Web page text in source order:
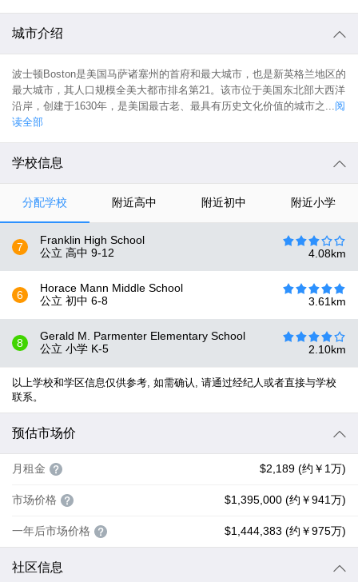
城市介绍
波士顿Boston是美国马萨诸塞州的首府和最大城市，也是新英格兰地区的
最大城市，其人口规模全美大都市排名第21。该市位于美国东北部大西洋
沿岸，创建于1630年，是美国最古老、最具有历史文化价值的城市之...阅
读全部
学校信息
分配学校 附近高中 附近初中 附近小学
7
Franklin High School
公立 高中 9-12 4.08km
6
Horace Mann Middle School
公立 初中 6-8 3.61 km
8
Gerald M. Parmenter Elementary School
公立 小学 K-5 2.10km
以上学校和学区信息仅供参考, 如需确认, 请通过经纪人或者直接与学校
联系。
预估市场价
月租金 $2,189 (约￥1万)
市场价格 $1,395,000 (约￥941万)
一年后市场价格 $1,444,383 (约￥975万)
社区信息